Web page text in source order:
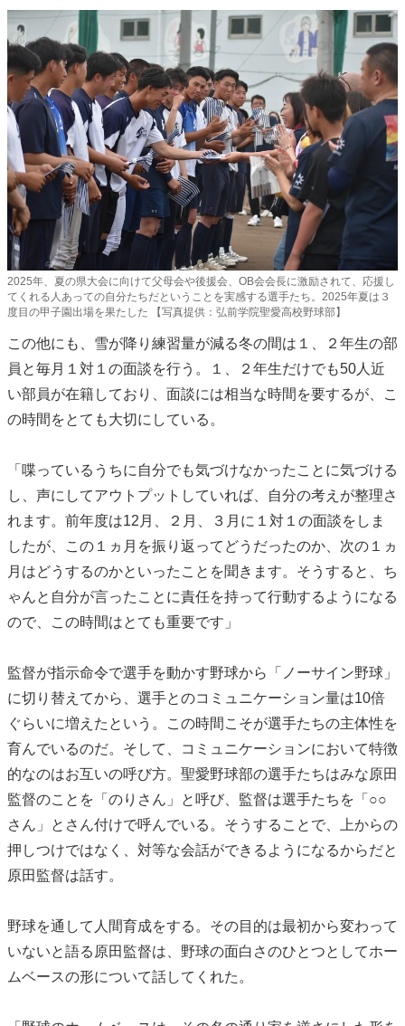
2025年、夏の県大会に向けて父母会や後援会、OB会会長に激励されて、応援し
てくれる人あっての自分たちだということを実感する選手たち。2025年夏は３
度目の甲子園出場を果たした 【写真提供：弘前学院聖愛高校野球部】
この他にも、雪が降り練習量が減る冬の間は１、２年生の部
員と毎月１対１の面談を行う。１、２年生だけでも50人近
い部員が在籍しており、面談には相当な時間を要するが、こ
の時間をとても大切にしている。
「喋っているうちに自分でも気づけなかったことに気づける
し、声にしてアウトプットしていれば、自分の考えが整理さ
れます。前年度は12月、２月、３月に１対１の面談をしま
したが、この１ヵ月を振り返ってどうだったのか、次の１ヵ
月はどうするのかといったことを聞きます。そうすると、ち
ゃんと自分が言ったことに責任を持って行動するようになる
ので、この時間はとても重要です」
監督が指示命令で選手を動かす野球から「ノーサイン野球」
に切り替えてから、選手とのコミュニケーション量は10倍
ぐらいに増えたという。この時間こそが選手たちの主体性を
育んでいるのだ。そして、コミュニケーションにおいて特徴
的なのはお互いの呼び方。聖愛野球部の選手たちはみな原田
監督のことを「のりさん」と呼び、監督は選手たちを「○○
さん」とさん付けで呼んでいる。そうすることで、上からの
押しつけではなく、対等な会話ができるようになるからだと
原田監督は話す。
野球を通して人間育成をする。その目的は最初から変わって
いないと語る原田監督は、野球の面白さのひとつとしてホー
ムベースの形について話してくれた。